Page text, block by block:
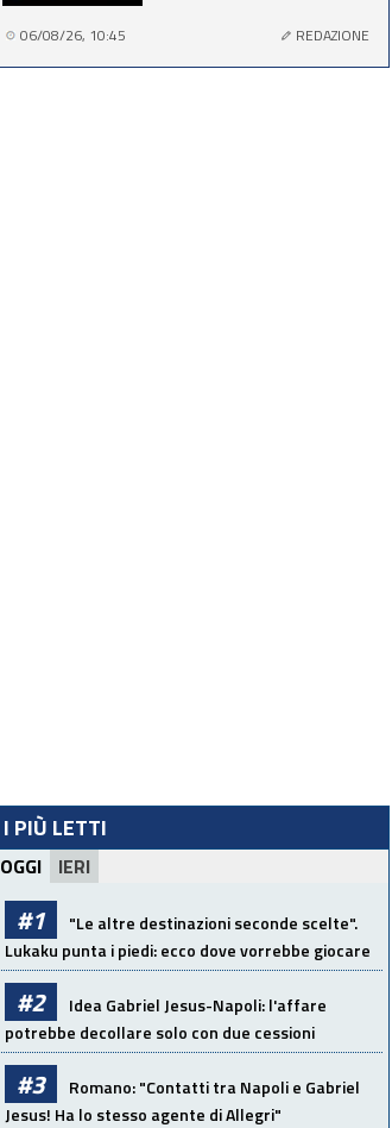
06/08/26, 10:45 REDAZIONE
I PIÙ LETTI
OGGI IERI
#1
"Le altre destinazioni seconde scelte".
Lukaku punta i piedi: ecco dove vorrebbe giocare
#2
Idea Gabriel Jesus-Napoli: l'affare
potrebbe decollare solo con due cessioni
#3
Romano: "Contatti tra Napoli e Gabriel
Jesus! Ha lo stesso agente di Allegri"